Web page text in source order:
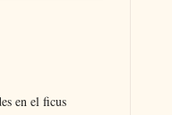
en el ficus